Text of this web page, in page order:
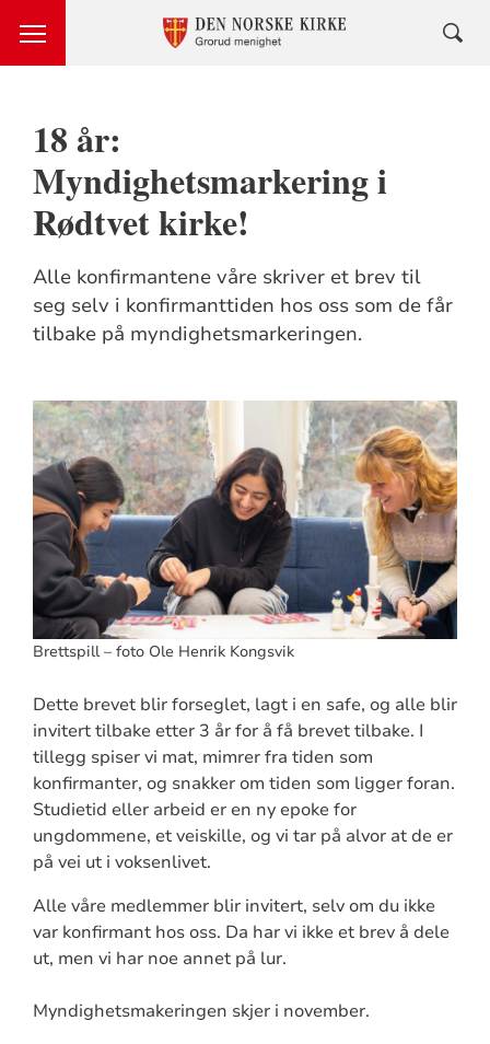
18 år:
Myndighetsmarkering i
Rødtvet kirke!
Alle konfirmantene våre skriver et brev til
seg selv i konfirmanttiden hos oss som de får
tilbake på myndighetsmarkeringen.
Brettspill – foto Ole Henrik Kongsvik
Dette brevet blir forseglet, lagt i en safe, og alle blir
invitert tilbake etter 3 år for å få brevet tilbake. I
tillegg spiser vi mat, mimrer fra tiden som
konfirmanter, og snakker om tiden som ligger foran.
Studietid eller arbeid er en ny epoke for
ungdommene, et veiskille, og vi tar på alvor at de er
på vei ut i voksenlivet.
Alle våre medlemmer blir invitert, selv om du ikke
var konfirmant hos oss. Da har vi ikke et brev å dele
ut, men vi har noe annet på lur.
Myndighetsmakeringen skjer i november.